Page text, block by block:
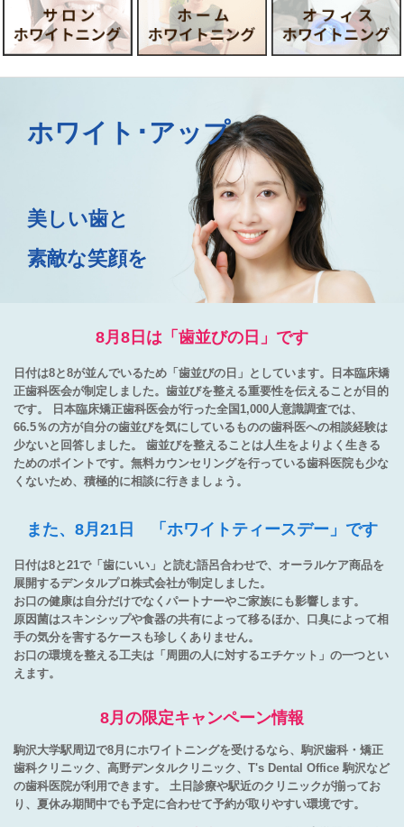
駒沢
open
ホワイト･アップ
美しい歯と
素敵な笑顔を
8月8日は「歯並びの日」です
日付は8と8が並んでいるため「歯並びの日」としています。日本臨床矯
正歯科医会が制定しました。歯並びを整える重要性を伝えることが目的
です。 日本臨床矯正歯科医会が行った全国1,000人意識調査では、
66.5％の方が自分の歯並びを気にしているものの歯科医への相談経験は
少ないと回答しました。 歯並びを整えることは人生をよりよく生きる
ためのポイントです。無料カウンセリングを行っている歯科医院も少な
くないため、積極的に相談に行きましょう。
また、8月21日 「ホワイトティースデー」です
日付は8と21で「歯にいい」と読む語呂合わせで、オーラルケア商品を
展開するデンタルプロ株式会社が制定しました。
お口の健康は自分だけでなくパートナーやご家族にも影響します。
原因菌はスキンシップや食器の共有によって移るほか、口臭によって相
手の気分を害するケースも珍しくありません。
お口の環境を整える工夫は「周囲の人に対するエチケット」の一つとい
えます。
8月の限定キャンペーン情報
駒沢大学駅周辺で8月にホワイトニングを受けるなら、駒沢歯科・矯正
歯科クリニック、高野デンタルクリニック、T's Dental Office 駒沢など
の歯科医院が利用できます。 土日診療や駅近のクリニックが揃ってお
り、夏休み期間中でも予定に合わせて予約が取りやすい環境です。